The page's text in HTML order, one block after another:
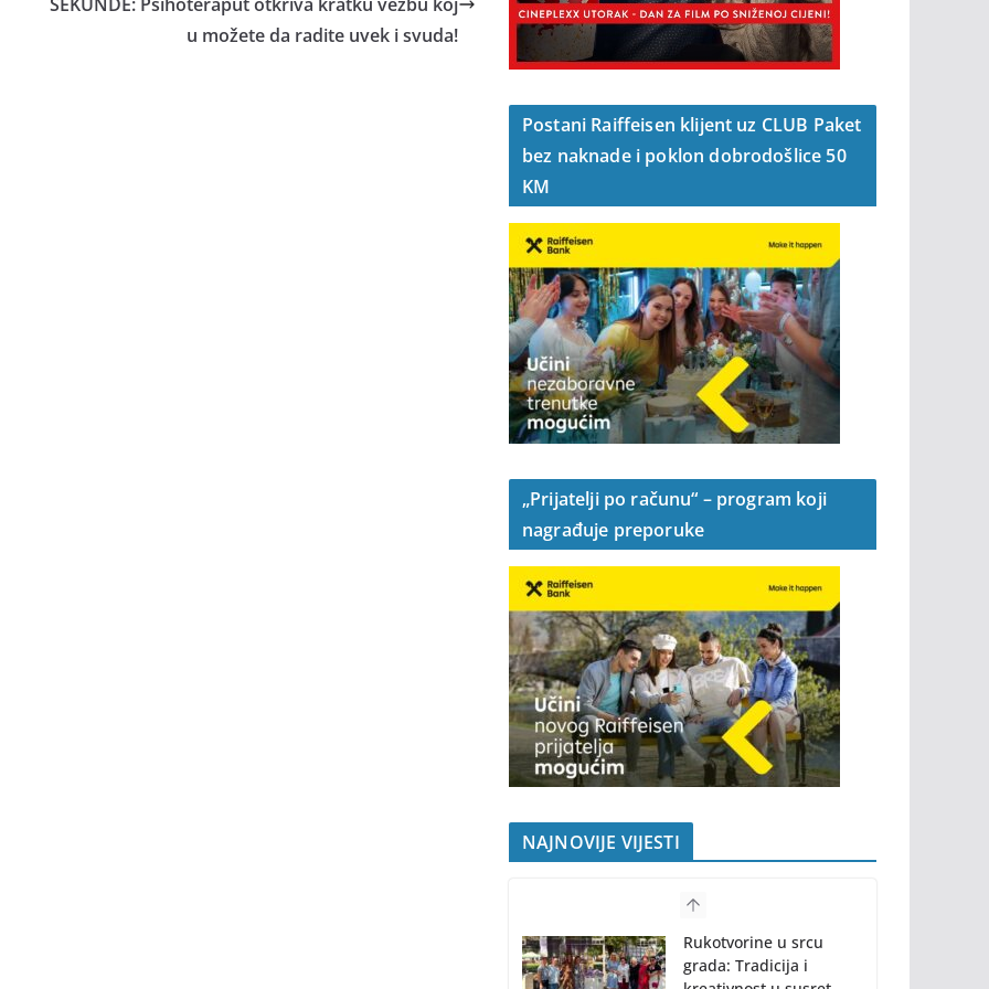
u možete da radite uvek i svuda!
Postani Raiffeisen klijent uz CLUB Paket
bez naknade i poklon dobrodošlice 50
KM
„Prijatelji po računu“ – program koji
nagrađuje preporuke
NAJNOVIJE VIJESTI
Program “61.
Kočićevog zbora”